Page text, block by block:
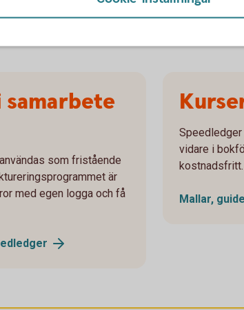
som fristående
är
med egen logga och få
Speedledger
vidare i
kostnadsfritt.
Mallar,